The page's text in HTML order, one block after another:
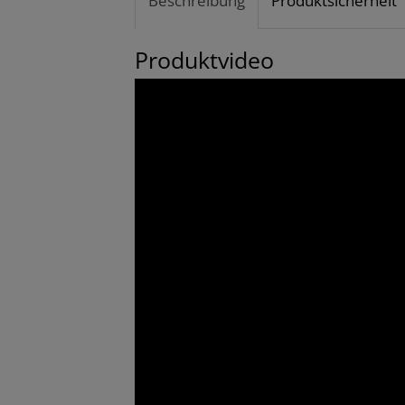
Produktvideo